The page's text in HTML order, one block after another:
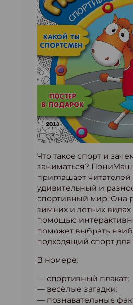
Что такое спорт и
заниматься?
приглашает читателей
удивительный и
спортивный мир. Она
зимних и летних видах
помощью
поможет выбрать
подходящий спорт для
В номере:
— спортивный плакат;
— весёлые загадки;
— познавательные